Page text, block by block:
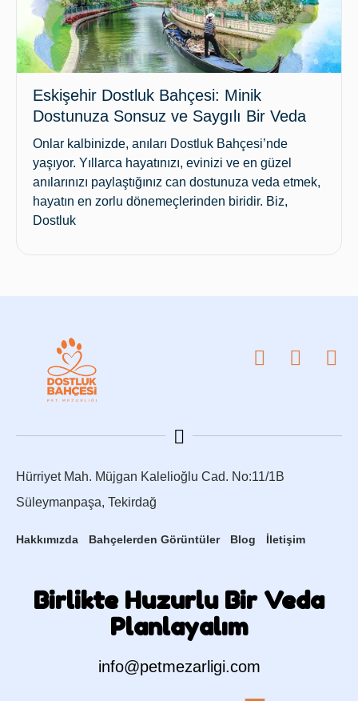
Eskişehir Dostluk Bahçesi: Minik
Dostunuza Sonsuz ve Saygılı Bir Veda
Onlar kalbinizde, anıları Dostluk Bahçesi’nde
yaşıyor. Yıllarca hayatınızı, evinizi ve en güzel
anılarınızı paylaştığınız can dostunuza veda etmek,
hayatın en zorlu dönemeçlerinden biridir. Biz,
Dostluk
Hürriyet Mah. Müjgan Kalelioğlu Cad. No:11/1B
Süleymanpaşa, Tekirdağ
Hakkımızda Bahçelerden Görüntüler Blog İletişim
Birlikte Huzurlu Bir Veda
Planlayalım
info@petmezarligi.com